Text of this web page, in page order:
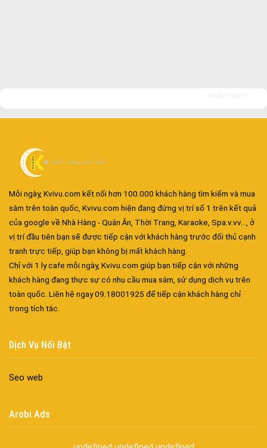
Mỗi ngày, Kvivu.com kết nối hơn 100.000 khách hàng tìm kiếm và mua
sắm trên toàn quốc, Kvivu.com hiện đang đứng vị trí số 1 trên kết quả
của google về Nhà Hàng - Quán Ăn, Thời Trang, Karaoke, Spa.v.vv..., ở
vị trí đầu tiên bạn sẽ được tiếp cận với khách hàng trước đối thủ cạnh
tranh trực tiếp, giúp bạn không bị mất khách hàng.
Chỉ với 1 ly cafe mỗi ngày, Kvivu.com giúp bạn tiếp cận với những
khách hàng đang thực sự có nhu cầu mua sắm, sử dụng dịch vụ trên
toàn quốc. Liên hệ ngay 09.18001925 để tiếp cận khách hàng chỉ
trong tích tắc.
Dịch Vụ Nổi Bật
Seo web
Arobi Ads
Đa dạng màu sắc cửa nhôm – Tối ưu màu sắc Kiến Trúc
Cửa nhôm kín nước kín khí – Bình yên với những tác nhân bên
Cửa nhôm cách âm – Sự yên bình trong nhịp sống hiện đại
Cửa nhôm xếp trượt – Kết nối không gian sống
Cửa nhôm trượt view lớn – Nâng tầm đẳng cấp sống
Cửa sổ trượt đứng – Điểm nhấn sáng tạo trong kiến trúc